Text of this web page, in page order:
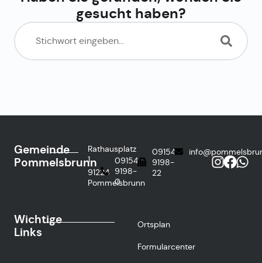
gesucht haben?
Gemeinde
Pommelsbrunn
Rathausplatz
1
91224
Pommelsbrunn
09154
9198-
0
09154
9198-
22
Wichtige
Links
Ortsplan
Formularcenter